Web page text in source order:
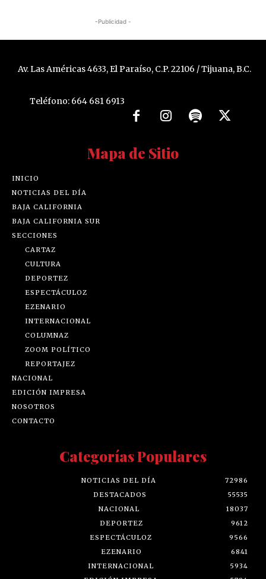
-Publicidad -
Av. Las Américas 4633, El Paraíso, C.P. 22106 / Tijuana, B.C.
Teléfono: 664 681 6913
Mapa de Sitio
INICIO
NOTICIAS DEL DÍA
BAJA CALIFORNIA
BAJA CALIFORNIA SUR
SECCIONES
CARTAZ
CULTURA
DEPORTEZ
ESPECTÁCULOZ
EZENARIO
INTERNACIONAL
COLUMNAZ
ZOOM POLÍTICO
REPORTAJEZ
NACIONAL
EDICIÓN IMPRESA
NOSOTROS
CONTACTO
Categorías Populares
NOTICIAS DEL DÍA
72986
DESTACADOS
55535
NACIONAL
18037
DEPORTEZ
9612
ESPECTÁCULOZ
9566
EZENARIO
6841
INTERNACIONAL
5934